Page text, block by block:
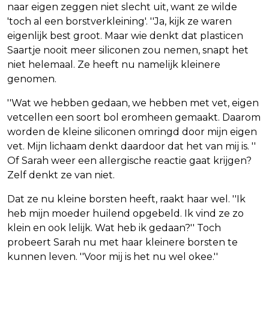
naar eigen zeggen niet slecht uit, want ze wilde
'toch al een borstverkleining'. ''Ja, kijk ze waren
eigenlijk best groot. Maar wie denkt dat plasticen
Saartje nooit meer siliconen zou nemen, snapt het
niet helemaal. Ze heeft nu namelijk kleinere
genomen.
''Wat we hebben gedaan, we hebben met vet, eigen
vetcellen een soort bol eromheen gemaakt. Daarom
worden de kleine siliconen omringd door mijn eigen
vet. Mijn lichaam denkt daardoor dat het van mij is. ''
Of Sarah weer een allergische reactie gaat krijgen?
Zelf denkt ze van niet.
Dat ze nu kleine borsten heeft, raakt haar wel. ''Ik
heb mijn moeder huilend opgebeld. Ik vind ze zo
klein en ook lelijk. Wat heb ik gedaan?'' Toch
probeert Sarah nu met haar kleinere borsten te
kunnen leven. ''Voor mij is het nu wel okee.''